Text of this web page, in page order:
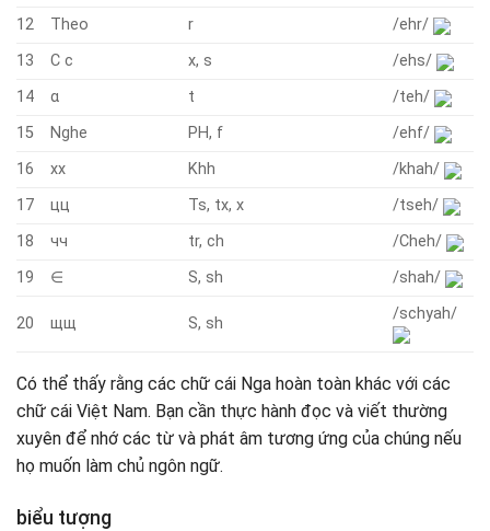
12
Theo r
/ehr/
13
С с x, s
/ehs/
14
α t
/teh/
15
Nghe PH, f
/ehf/
16
хх Khh
/khah/
17
цц Ts, tx, x
/tseh/
18
чч tr, ch
/Cheh/
19
∈ S, sh /shah/
20 щщ S, sh
/schyah/
Có thể thấy rằng các chữ cái Nga hoàn toàn khác với các
chữ cái Việt Nam. Bạn cần thực hành đọc và viết thường
xuyên để nhớ các từ và phát âm tương ứng của chúng nếu
họ muốn làm chủ ngôn ngữ.
biểu tượng